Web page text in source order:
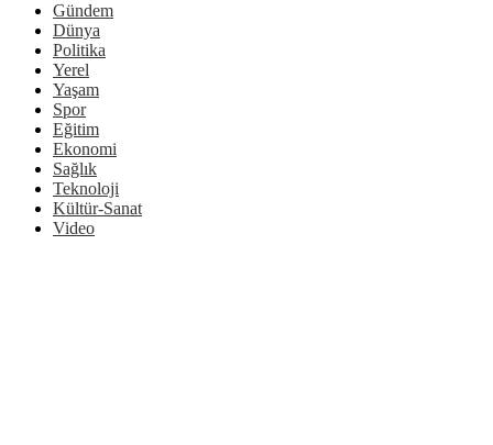
Gündem
Dünya
Politika
Yerel
Yaşam
Spor
Eğitim
Ekonomi
Sağlık
Teknoloji
Kültür-Sanat
Video